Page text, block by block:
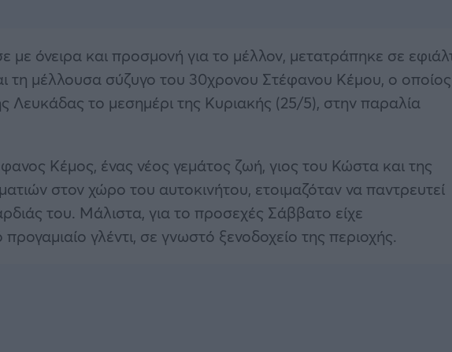
με όνειρα και προσμονή για το μέλλον, μετατράπηκε σε
τη μέλλουσα σύζυγο του 30χρονου Στέφανου Κέμου, ο οποίος
Λευκάδας το μεσημέρι της Κυριακής (25/5), στην παραλία
Κέμος, ένας νέος γεμάτος ζωή, γιος του Κώστα και της
στον χώρο του αυτοκινήτου, ετοιμαζόταν να παντρευτεί
του. Μάλιστα, για το προσεχές Σάββατο είχε
γλέντι, σε γνωστό ξενοδοχείο της περιοχής.